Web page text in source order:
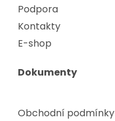
Podpora
Kontakty
E-shop
Dokumenty
Obchodní podmínky